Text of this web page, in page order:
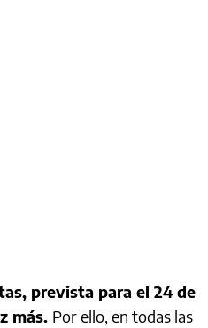
prevista para el 24 de
más. Por ello, en todas las